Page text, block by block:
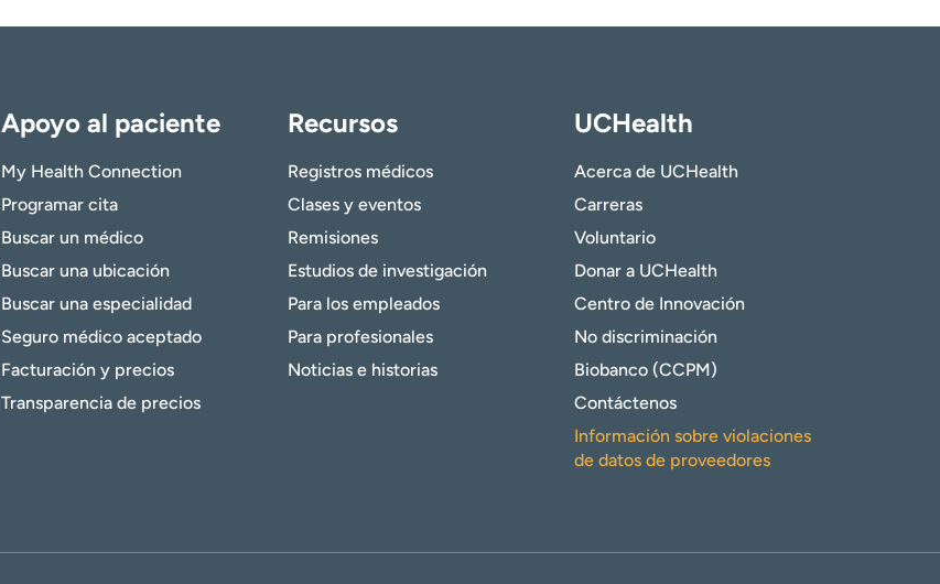
Apoyo al paciente
My Health Connection
Programar cita
Buscar un médico
Buscar una ubicación
Buscar una especialidad
Seguro médico aceptado
Facturación y precios
Transparencia de precios
Recursos
Registros médicos
Clases y eventos
Remisiones
Estudios de investigación
Para los empleados
Para profesionales
Noticias e historias
UCHealth
Acerca de UCHealth
Carreras
Voluntario
Donar a UCHealth
Centro de Innovación
No discriminación
Biobanco (CCPM)
Contáctenos
Información sobre violaciones
de datos de proveedores